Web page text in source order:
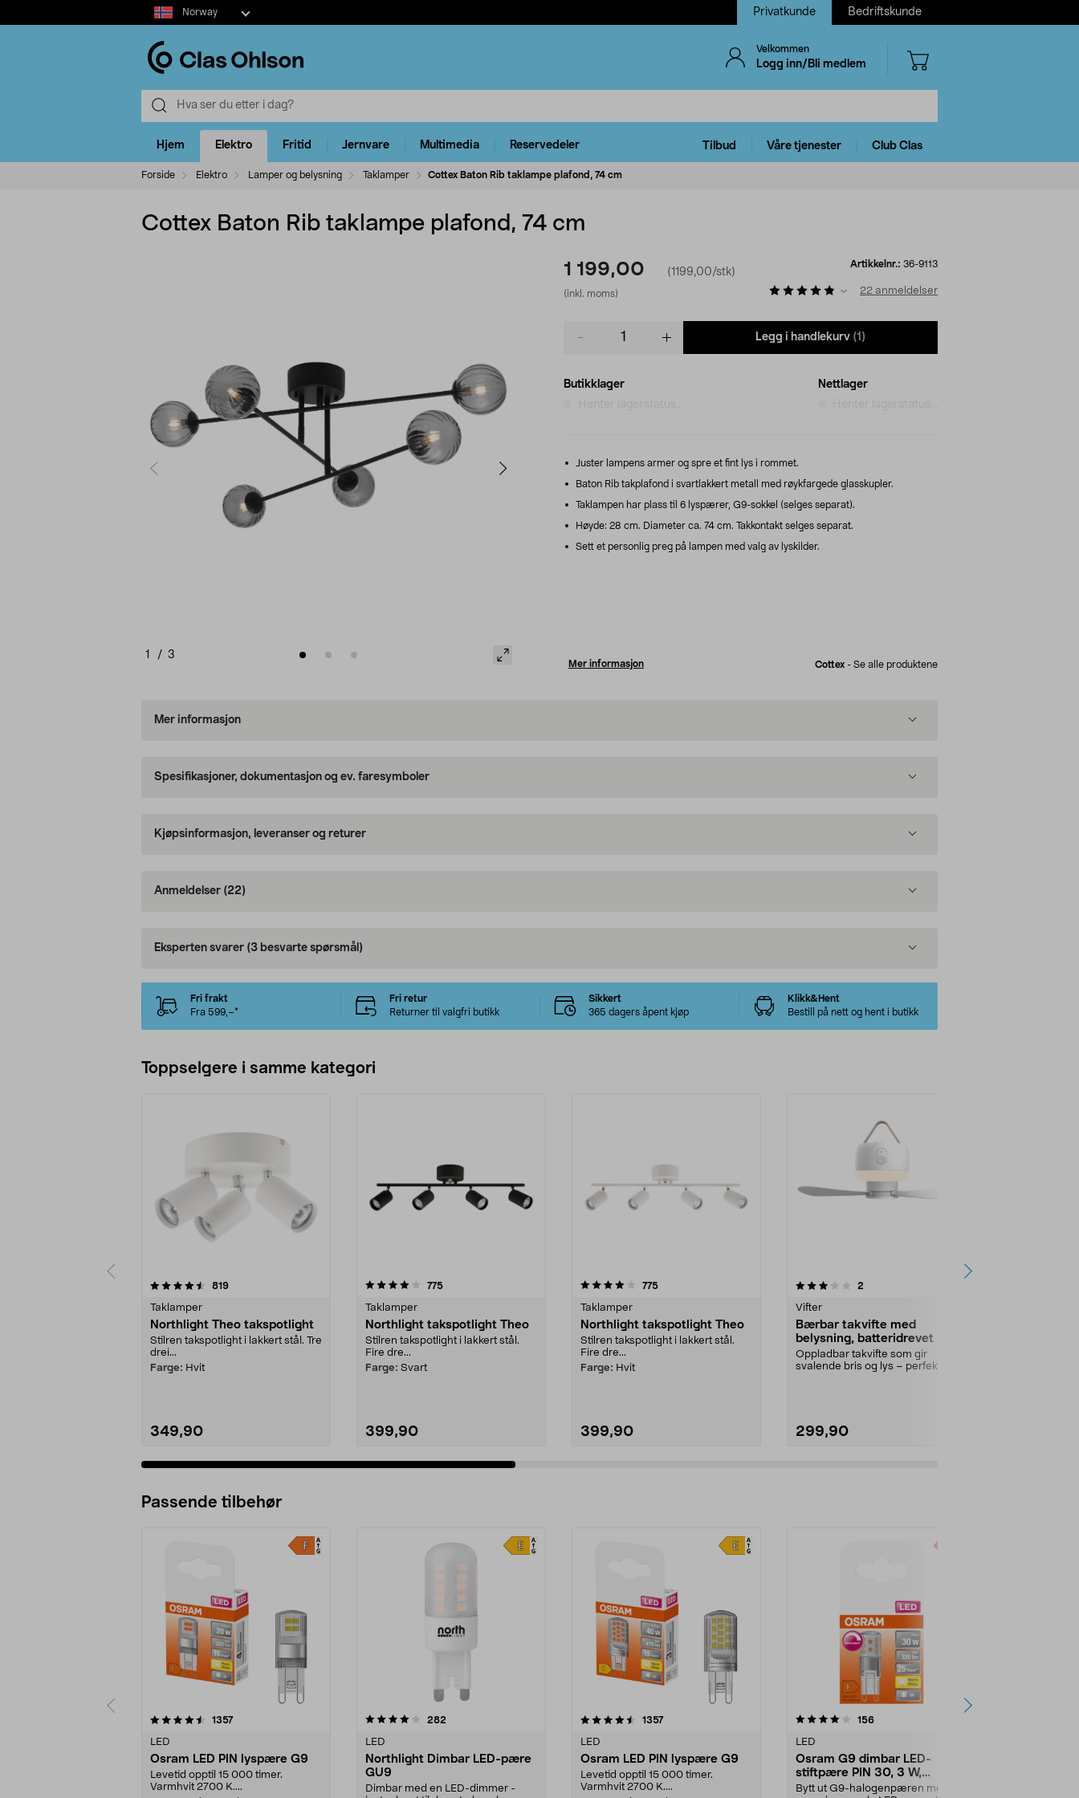
Select
market
Norway Privatkunde Bedriftskunde
Velkommen
Logg inn/Bli medlem
Hjem Elektro Fritid Jernvare Multimedia Reservedeler Tilbud Våre tjenester Club Clas
Forside Elektro Lamper og belysning Taklamper Cottex Baton Rib taklampe plafond, 74 cm
Cottex Baton Rib taklampe plafond, 74 cm
1 / 3
1 199,00 (1199,00/stk)
(inkl. moms)
Artikkelnr.: 36-9113
22 anmeldelser
Legg i handlekurv (1)
Butikklager
Nettlager
Juster lampens armer og spre et fint lys i rommet.
Baton Rib takplafond i svartlakkert metall med røykfargede glasskupler.
Taklampen har plass til 6 lyspærer, G9-sokkel (selges separat).
Høyde: 28 cm. Diameter ca. 74 cm. Takkontakt selges separat.
Sett et personlig preg på lampen med valg av lyskilder.
Mer informasjon Cottex - Se alle produktene
Mer informasjon
Spesifikasjoner, dokumentasjon og ev. faresymboler
Kjøpsinformasjon, leveranser og returer
Anmeldelser (22)
Eksperten svarer (3 besvarte spørsmål)
Fri frakt
Fra 599,–*
Fri retur
Returner til valgfri butikk
Sikkert
365 dagers åpent kjøp
Klikk&Hent
Bestill på nett og hent i butikk
Toppselgere i samme kategori
819anmeldelser
Taklamper
Northlight Theo takspotlight
Stilren takspotlight i lakkert stål. Tre
drei...
Farge: Hvit
349,90
4.0 av 5 stjerner 775anmeldelser
Taklamper
Northlight takspotlight Theo
Stilren takspotlight i lakkert stål.
Fire dre...
Farge: Svart
399,90
4.0 av 5 stjerner 775anmeldelser
Taklamper
Northlight takspotlight Theo
Stilren takspotlight i lakkert stål.
Fire dre...
Farge: Hvit
399,90
3.0 av 5 stjerner 2
Vifter
Bærbar takvifte med
belysning, batteridrevet
Oppladbar takvifte som gir
svalende bris og lys – perfekt i telt,
299,90
4.5 av 5 stjerner
Passende tilbehør
1357anmeldelser
LED
Osram LED PIN lyspære G9
Levetid opptil 15 000 timer.
Varmhvit 2700 K....
4.0av 5 stjerner 282
LED
Northlight Dimbar LED-pære
GU9
Dimbar med en LED-dimmer -
4.5av 5 stjerner 1357anmeldelser
LED
Osram LED PIN lyspære G9
Levetid opptil 15 000 timer.
Varmhvit 2700 K....
4.0av 5 stjerner 156anmeldelser
LED
Osram G9 dimbar LED-
stiftpære PIN 30, 3 W,
varmhvit
Bytt ut G9-halogenpæren med en